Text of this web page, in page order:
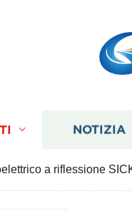
NOTIZIA
a riflessione